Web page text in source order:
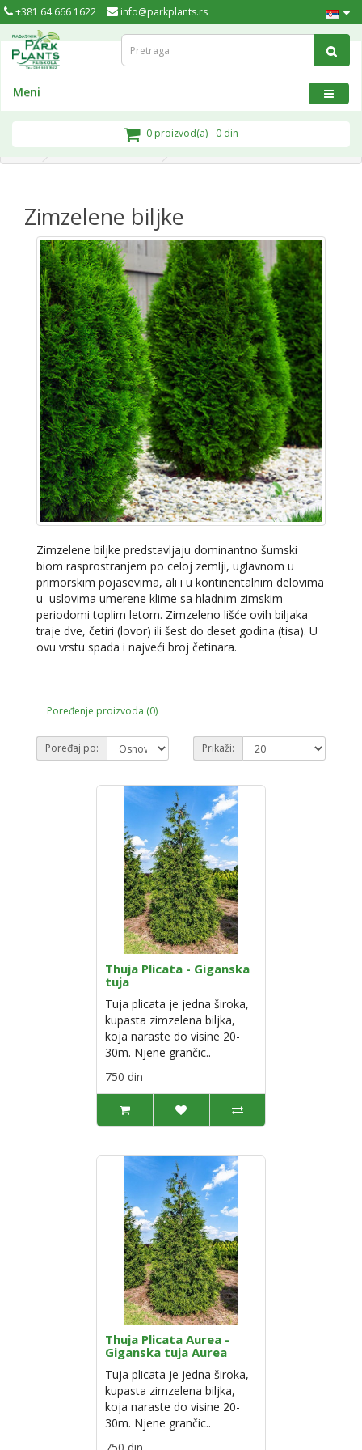
+381 64 666 1622 info@parkplants.rs
Meni
0 proizvod(a) - 0 din
Zimzelene biljke
Zimzelene biljke
Zimzelene biljke predstavljaju dominantno šumski
biom rasprostranjem po celoj zemlji, uglavnom u
primorskim pojasevima, ali i u kontinentalnim delovima
u uslovima umerene klime sa hladnim zimskim
periodomi toplim letom. Zimzeleno lišće ovih biljaka
traje dve, četiri (lovor) ili šest do deset godina (tisa). U
ovu vrstu spada i najveći broj četinara.
Poređenje proizvoda (0)
Poređaj po: Prikaži:
Thuja Plicata - Giganska
tuja
Tuja plicata je jedna široka,
kupasta zimzelena biljka,
koja naraste do visine 20-
30m. Njene grančic..
750 din
Thuja Plicata Aurea -
Giganska tuja Aurea
Tuja plicata je jedna široka,
kupasta zimzelena biljka,
koja naraste do visine 20-
30m. Njene grančic..